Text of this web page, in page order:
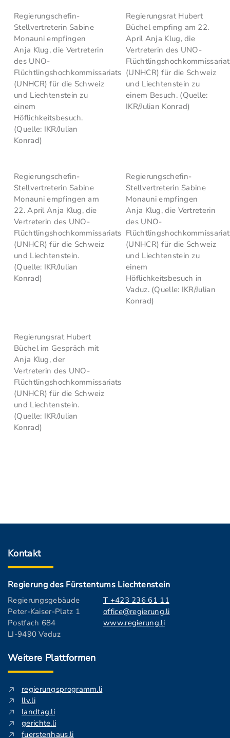
Regierungschefin-
Stellvertreterin Sabine
Monauni empfingen
Anja Klug, die Vertreterin
des UNO-
Flüchtlingshochkommissariats
(UNHCR) für die Schweiz
und Liechtenstein zu
einem
Höflichkeitsbesuch.
(Quelle: IKR/Julian
Konrad)
Regierungsrat Hubert
Büchel empfing am 22.
April Anja Klug, die
Vertreterin des UNO-
(UNHCR) für die Schweiz
und Liechtenstein zu
einem Besuch. (Quelle:
IKR/Julian Konrad)
Regierungschefin-
Stellvertreterin Sabine
Monauni empfingen am
22. April Anja Klug, die
Vertreterin des UNO-
Flüchtlingshochkommissariats
(UNHCR) für die Schweiz
und Liechtenstein.
(Quelle: IKR/Julian
Konrad)
Regierungschefin-
Stellvertreterin Sabine
Monauni empfingen
Anja Klug, die Vertreterin
des UNO-
(UNHCR) für die Schweiz
und Liechtenstein zu
einem
Höflichkeitsbesuch in
Vaduz. (Quelle: IKR/Julian
Konrad)
Regierungsrat Hubert
Büchel im Gespräch mit
Anja Klug, der
Vertreterin des UNO-
Flüchtlingshochkommissariats
(UNHCR) für die Schweiz
und Liechtenstein.
(Quelle: IKR/Julian
Konrad)
Kontakt
Regierung des Fürstentums Liechtenstein
Regierungsgebäude
Peter-Kaiser-Platz 1
Postfach 684
LI-9490 Vaduz
T +423 236 61 11
office@regierung.li
www.regierung.li
Weitere Plattformen
regierungsprogramm.li
llv.li
landtag.li
gerichte.li
fuerstenhaus.li